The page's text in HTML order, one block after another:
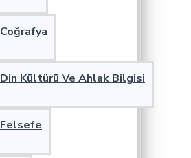
Coğrafya
Din Kültürü Ve Ahlak Bilgisi
Felsefe